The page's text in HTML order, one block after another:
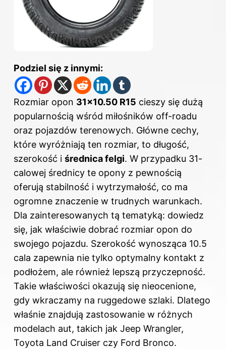
Podziel się z innymi:
Rozmiar opon 31×10.50 R15 cieszy się dużą
popularnością wśród miłośników off-roadu
oraz pojazdów terenowych. Główne cechy,
które wyróżniają ten rozmiar, to długość,
szerokość i średnica felgi. W przypadku 31-
calowej średnicy te opony z pewnością
oferują stabilność i wytrzymałość, co ma
ogromne znaczenie w trudnych warunkach.
Dla zainteresowanych tą tematyką: dowiedz
się, jak właściwie dobrać rozmiar opon do
swojego pojazdu. Szerokość wynosząca 10.5
cala zapewnia nie tylko optymalny kontakt z
podłożem, ale również lepszą przyczepność.
Takie właściwości okazują się nieocenione,
gdy wkraczamy na ruggedowe szlaki. Dlatego
właśnie znajdują zastosowanie w różnych
modelach aut, takich jak Jeep Wrangler,
Toyota Land Cruiser czy Ford Bronco.